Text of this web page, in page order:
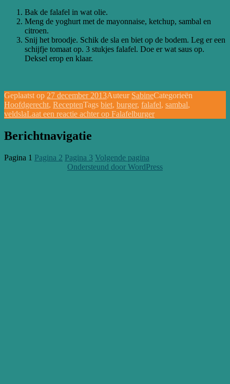
Bak de falafel in wat olie.
Meng de yoghurt met de mayonnaise, ketchup, sambal en
citroen.
Snij het broodje. Schik de sla en biet op de bodem. Leg er een
schijfje tomaat op. 3 stukjes falafel. Doe er wat saus op.
Deksel erop en klaar.
Geplaatst op 27 december 2013Auteur SabineCategorieën
Hoofdgerecht, ReceptenTags biet, burger, falafel, sambal,
veldslaLaat een reactie achterop Falafelburger
Berichtnavigatie
Pagina 1 Pagina 2 Pagina 3 Volgende pagina
Ondersteund door WordPress